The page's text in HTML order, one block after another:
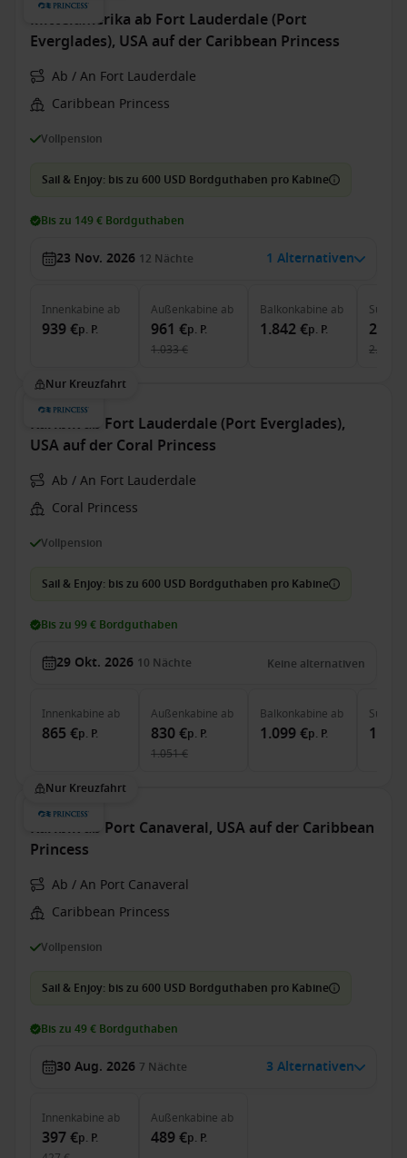
Mittelamerika ab Fort Lauderdale (Port
Everglades), USA auf der Caribbean Princess
Ab / An Fort Lauderdale
Caribbean Princess
Vollpension
Sail & Enjoy: bis zu 600 USD Bordguthaben pro Kabine
Bis zu 149 € Bordguthaben
23 Nov. 2026 12 Nächte 1 Alternativen
Innenkabine ab
939 €p. P.
Außenkabine ab
961 €p. P.
1.033 €
Balkonkabine ab
1.842 €p. P.
Suite
2.477 €
Nur Kreuzfahrt
Karibik ab Fort Lauderdale (Port Everglades),
USA auf der Coral Princess
Ab / An Fort Lauderdale
Coral Princess
Vollpension
Sail & Enjoy: bis zu 600 USD Bordguthaben pro Kabine
Bis zu 99 € Bordguthaben
29 Okt. 2026 10 Nächte Keine alternativen
Innenkabine ab
865 €p. P.
Außenkabine ab
830 €p. P.
1.051 €
Balkonkabine ab
1.099 €p. P.
Suite
Nur Kreuzfahrt
Karibik ab Port Canaveral, USA auf der Caribbean
Princess
Ab / An Port Canaveral
Caribbean Princess
Vollpension
Sail & Enjoy: bis zu 600 USD Bordguthaben pro Kabine
Bis zu 49 € Bordguthaben
30 Aug. 2026 7 Nächte 3 Alternativen
Innenkabine ab
397 €p. P.
Außenkabine ab
489 €p. P.